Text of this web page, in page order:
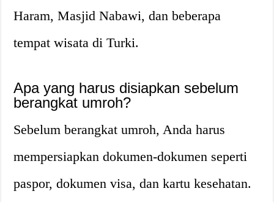
Haram, Masjid Nabawi, dan beberapa
tempat wisata di Turki.
Apa yang harus disiapkan sebelum
berangkat umroh?
Sebelum berangkat umroh, Anda harus
mempersiapkan dokumen-dokumen seperti
paspor, dokumen visa, dan kartu kesehatan.